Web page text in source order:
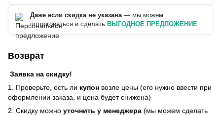
Даже если скидка не указана — мы можем
поторговаться и сделать ВЫГОДНОЕ ПРЕДЛОЖЕНИЕ
Возврат
Заявка на скидку!
1. Проверьте, есть ли купон возле цены (его нужно ввести при
оформлении заказа, и цена будет снижена)
2. Скидку можно уточнить у менеджера (мы можем сделать